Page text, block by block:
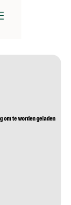
om te worden geladen